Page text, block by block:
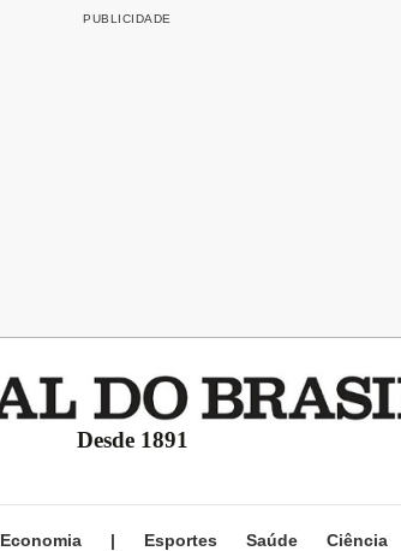
Desde 1891
Economia | Esportes Saúde Ciência